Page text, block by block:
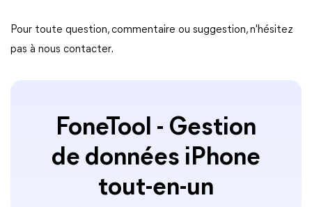
Pour toute question, commentaire ou suggestion, n'hésitez
pas à nous contacter.
FoneTool - Gestion
de données iPhone
tout-en-un